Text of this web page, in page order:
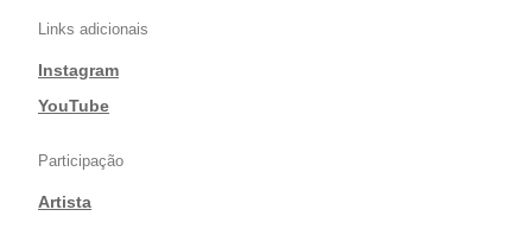
Links adicionais
Instagram
|YouTube
Participação
Artista